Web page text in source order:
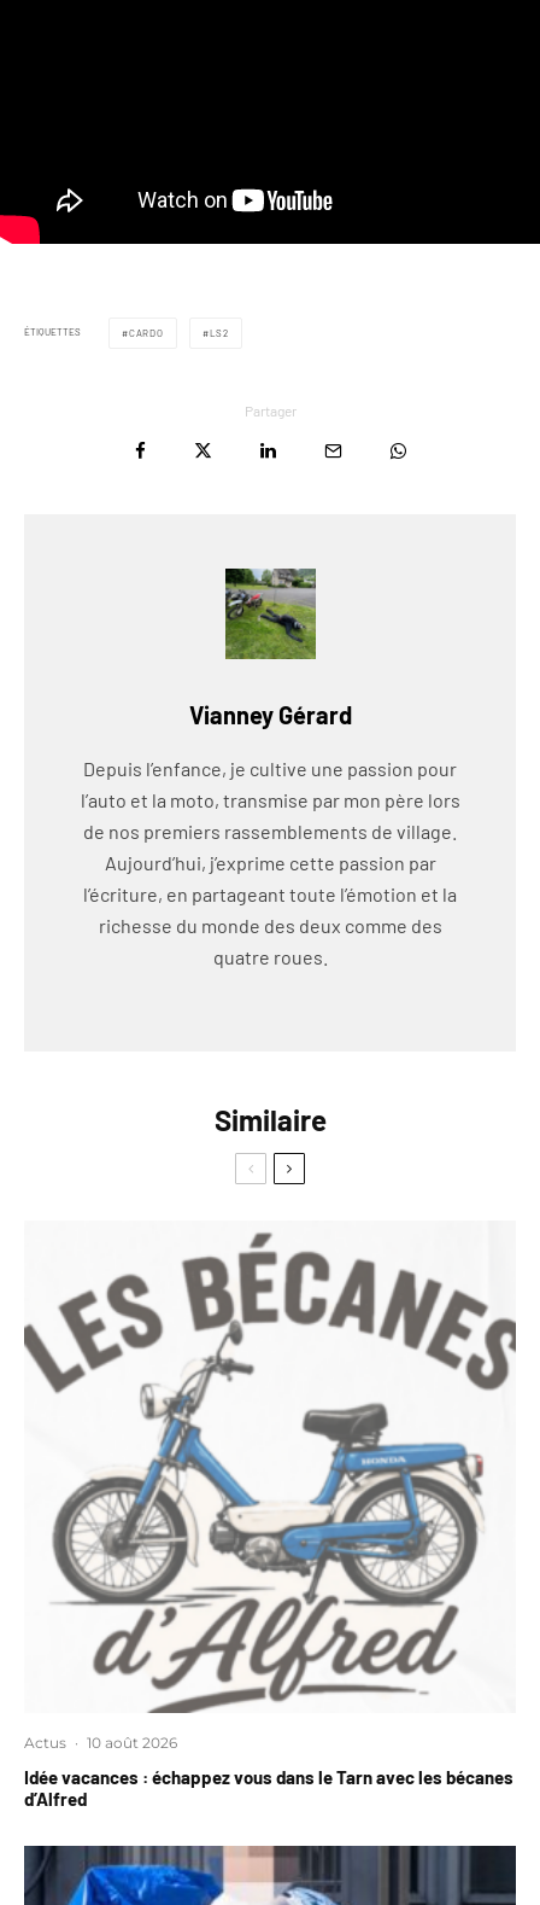
ÉTIQUETTES CARDO LS2
Partager
Vianney Gérard
Depuis l’enfance, je cultive une passion pour
l’auto et la moto, transmise par mon père lors
de nos premiers rassemblements de village.
Aujourd’hui, j’exprime cette passion par
l’écriture, en partageant toute l’émotion et la
richesse du monde des deux comme des
quatre roues.
Similaire
Actus · 10 août 2026
Idée vacances : échappez vous dans le Tarn avec les bécanes
d’Alfred